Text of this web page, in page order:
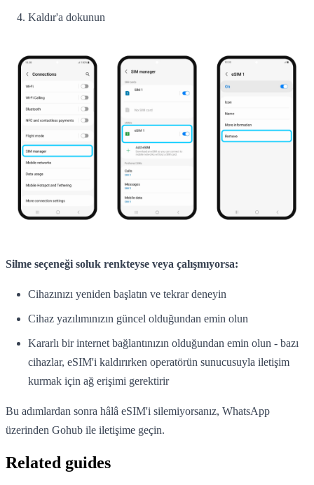
Kaldır'a dokunun
Silme seçeneği soluk renkteyse veya çalışmıyorsa:
Cihazınızı yeniden başlatın ve tekrar deneyin
Cihaz yazılımınızın güncel olduğundan emin olun
Kararlı bir internet bağlantınızın olduğundan emin olun - bazı
cihazlar, eSIM'i kaldırırken operatörün sunucusuyla iletişim
kurmak için ağ erişimi gerektirir
Bu adımlardan sonra hâlâ eSIM'i silemiyorsanız, WhatsApp
üzerinden Gohub ile iletişime geçin.
Related guides